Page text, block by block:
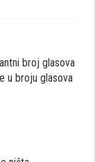
broj glasova
u broju glasova